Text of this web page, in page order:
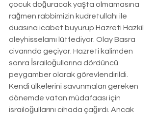
çocuk doğuracak yaşta olmamasına
rağmen rabbimizin kudretullahı ile
duasına icabet buyurup Hazreti Hazkil
aleyhisselamı lütfediyor. Olay Basra
civarında geçiyor. Hazreti kalimden
sonra İsrailoğullarına dördüncü
peygamber olarak görevlendirildi.
Kendi ülkelerini savunmaları gereken
dönemde vatan müdafaası için
israiloğullarını cihada çağırdı. Ancak